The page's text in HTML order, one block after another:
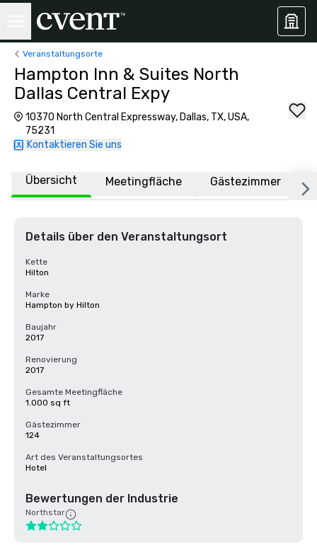
Veranstaltungsorte
Hampton Inn & Suites North
Dallas Central Expy
10370 North Central Expressway, Dallas, TX, USA,
75231
Kontaktieren Sie uns
Übersicht Meetingfläche Gästezimmer
Details über den Veranstaltungsort
Kette
Hilton
Marke
Hampton by Hilton
Baujahr
2017
Renovierung
2017
Gesamte Meetingfläche
1.000 sq ft
Gästezimmer
124
Art des Veranstaltungsortes
Hotel
Bewertungen der Industrie
Northstar